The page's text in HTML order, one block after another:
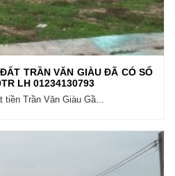
TRẦN VĂN GIÀU ĐÃ CÓ SỔ
LH 01234130793
Trần Văn Giàu Gầ...